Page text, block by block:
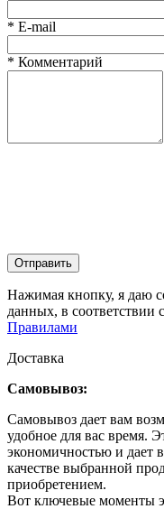
* E-mail
* Комментарий
Отправить
Нажимая кнопку, я даю
данных, в соответствии с
Правилами
Доставка
Самовывоз:
Самовывоз дает вам
удобное для вас время.
экономичностью и дает
качестве выбранной
приобретением.
Вот ключевые моменты